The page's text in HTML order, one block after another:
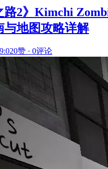
路2》Kimchi
与地图攻略详解
0赞 · 0评论